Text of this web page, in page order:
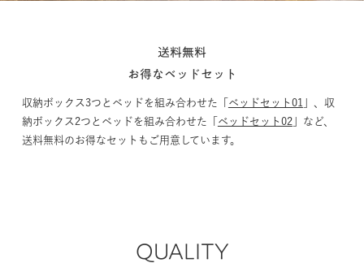
送料無料
お得なベッドセット
収納ボックス3つとベッドを組み合わせた「 ベッドセット01
」、収
納ボックス2つとベッドを組み合わせた「 ベッドセット02」など、
送料無料のお得なセットもご用意しています。
QUALITY